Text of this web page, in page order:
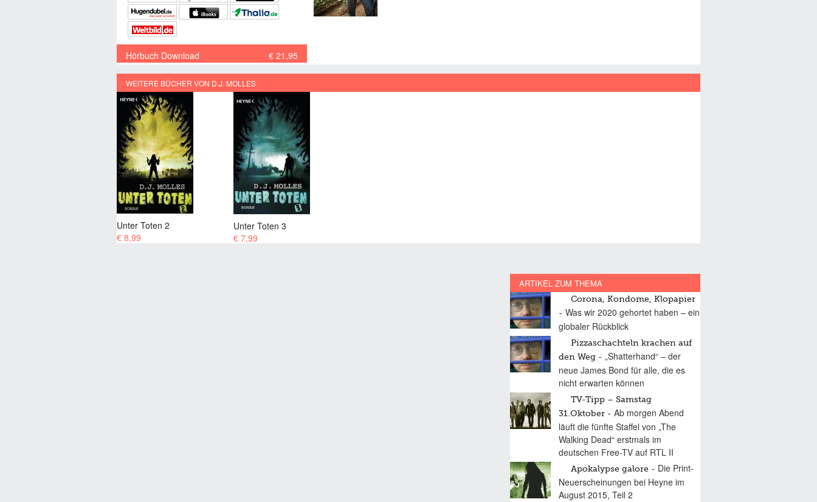
Hörbuch Download € 21,95
WEITERE BÜCHER VON D.J. MOLLES
Unter Toten 2
€ 8,99
Unter Toten 3
€ 7,99
ARTIKEL ZUM THEMA
Corona, Kondome, Klopapier
Was wir 2020 gehortet haben – ein
globaler Rückblick
Pizzaschachteln krachen auf
den Weg
„Shatterhand“ – der
neue James Bond für alle, die es
nicht erwarten können
TV-Tipp – Samstag
31.Oktober
Ab morgen Abend
läuft die fünfte Staffel von „The
Walking Dead“ erstmals im
deutschen Free-TV auf RTL II
Apokalypse galore
Die Print-
Neuerscheinungen bei Heyne im
August 2015, Teil 2